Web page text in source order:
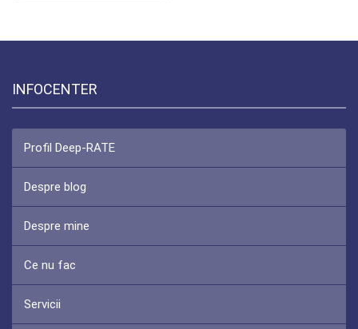
INFOCENTER
Profil Deep-RATE
Despre blog
Despre mine
Ce nu fac
Servicii